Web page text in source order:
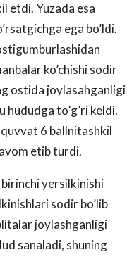
etdi. Yuzada esa
ega bo’ldi.
ko’chishi sodir
ostida joylasahganligi
hududga to’g’ri keldi.
6 ballnitashkil
etib turdi.
yersilkinishi
sodir bo’lib
joylashganligi
sanaladi, shuning